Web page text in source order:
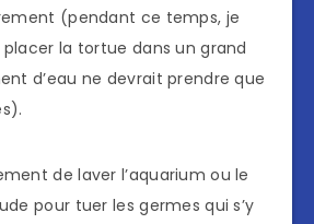
(pendant ce temps, je
la tortue dans un grand
d’eau ne devrait prendre que
de laver l’aquarium ou le
pour tuer les germes qui s’y